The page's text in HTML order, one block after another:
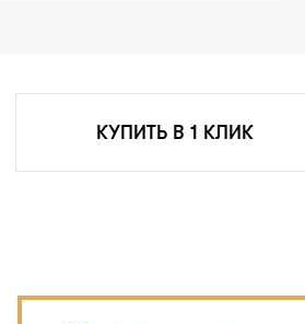
КУПИТЬ В 1 КЛИК